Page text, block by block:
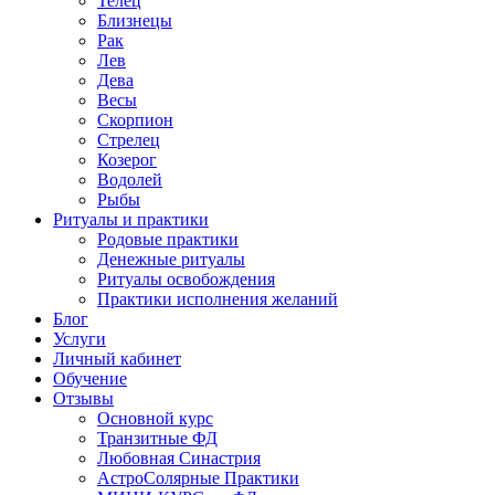
Близнецы
Рак
Лев
Дева
Весы
Скорпион
Стрелец
Козерог
Водолей
Рыбы
Ритуалы и практики
Родовые практики
Денежные ритуалы
Ритуалы освобождения
Практики исполнения желаний
Блог
Услуги
Личный кабинет
Обучение
Отзывы
Основной курс
Транзитные ФД
Любовная Синастрия
АстроСолярные Практики